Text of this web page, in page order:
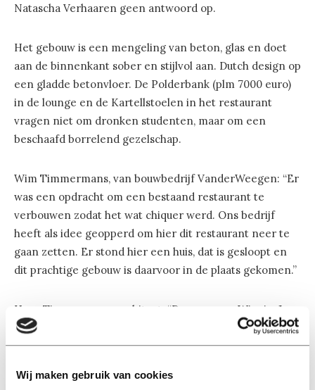
Wij maken gebruik van cookies
Natascha Verhaaren geen antwoord op.
Het gebouw is een mengeling van beton, glas en doet
aan de binnenkant sober en stijlvol aan. Dutch design op
een gladde betonvloer. De Polderbank (plm 7000 euro)
in de lounge en de Kartellstoelen in het restaurant
vragen niet om dronken studenten, maar om een
beschaafd borrelend gezelschap.
Wim Timmermans, van bouwbedrijf VanderWeegen: “Er
was een opdracht om een bestaand restaurant te
verbouwen zodat het wat chiquer werd. Ons bedrijf
heeft als idee geopperd om hier dit restaurant neer te
gaan zetten. Er stond hier een huis, dat is gesloopt en
dit prachtige gebouw is daarvoor in de plaats gekomen.”
Hans Timmermans, architect: “De zoon van Wim ja. Je
mag zelden bouwen op zo’n mooie plek. We willen
refereren aan de Jos Bedaux, de ontwerper van het
wilden zeker geen glazen doos neerzetten.”